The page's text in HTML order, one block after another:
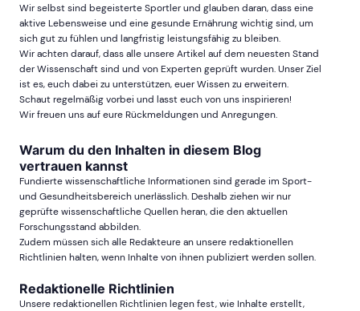
Wir selbst sind begeisterte Sportler und glauben daran, dass eine
aktive Lebensweise und eine gesunde Ernährung wichtig sind, um
sich gut zu fühlen und langfristig leistungsfähig zu bleiben.
Wir achten darauf, dass alle unsere Artikel auf dem neuesten Stand
der Wissenschaft sind und von Experten geprüft wurden. Unser Ziel
ist es, euch dabei zu unterstützen, euer Wissen zu erweitern.
Schaut regelmäßig vorbei und lasst euch von uns inspirieren!
Wir freuen uns auf eure Rückmeldungen und Anregungen.
Warum du den Inhalten in diesem Blog
vertrauen kannst
Fundierte wissenschaftliche Informationen sind gerade im Sport-
und Gesundheitsbereich unerlässlich. Deshalb ziehen wir nur
geprüfte wissenschaftliche Quellen heran, die den aktuellen
Forschungsstand abbilden.
Zudem müssen sich alle Redakteure an unsere redaktionellen
Richtlinien halten, wenn Inhalte von ihnen publiziert werden sollen.
Redaktionelle Richtlinien
Unsere redaktionellen Richtlinien legen fest, wie Inhalte erstellt,